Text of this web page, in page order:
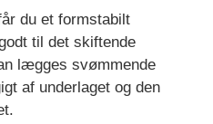
du et formstabilt
til det skiftende
lægges svømmende
af underlaget og den